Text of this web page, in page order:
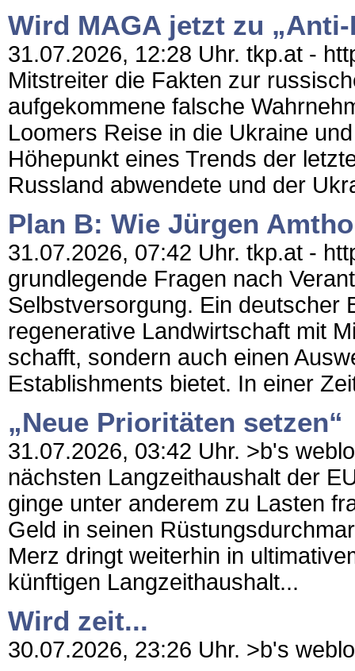
Wird MAGA jetzt zu
31.07.2026, 12:28 Uhr. tkp.at -
Mitstreiter die Fakten zur
aufgekommene falsche
Loomers Reise in die Ukraine
Höhepunkt eines Trends der
Russland abwendete und der
Plan B: Wie Jürgen
31.07.2026, 07:42 Uhr. tkp.at -
grundlegende Fragen nach
Selbstversorgung. Ein deutscher
regenerative Landwirtschaft mit
schafft, sondern auch einen
Establishments bietet. In einer
„Neue Prioritäten setzen“
31.07.2026, 03:42 Uhr. >b's
nächsten Langzeithaushalt der
ginge unter anderem zu Lasten
Geld in seinen
Merz dringt weiterhin in
künftigen Langzeithaushalt...
Wird zeit...
30.07.2026, 23:26 Uhr. >b's